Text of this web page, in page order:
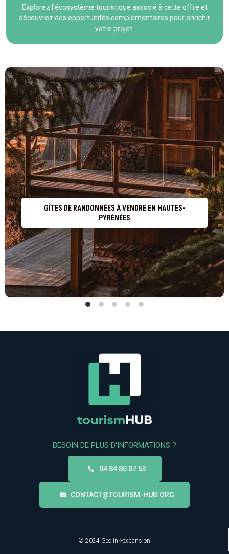
Explorez l'écosystème touristique associé à cette offre et
découvrez des opportunités complémentaires pour enrichir
votre projet.
GÎTES DE RANDONNÉES À VENDRE EN HAUTES-
PYRÉNÉES
BESOIN DE PLUS D'INFORMATIONS ?
04 84 80 07 53
CONTACT@TOURISM-HUB.ORG
© 2024 Geolink-expansion